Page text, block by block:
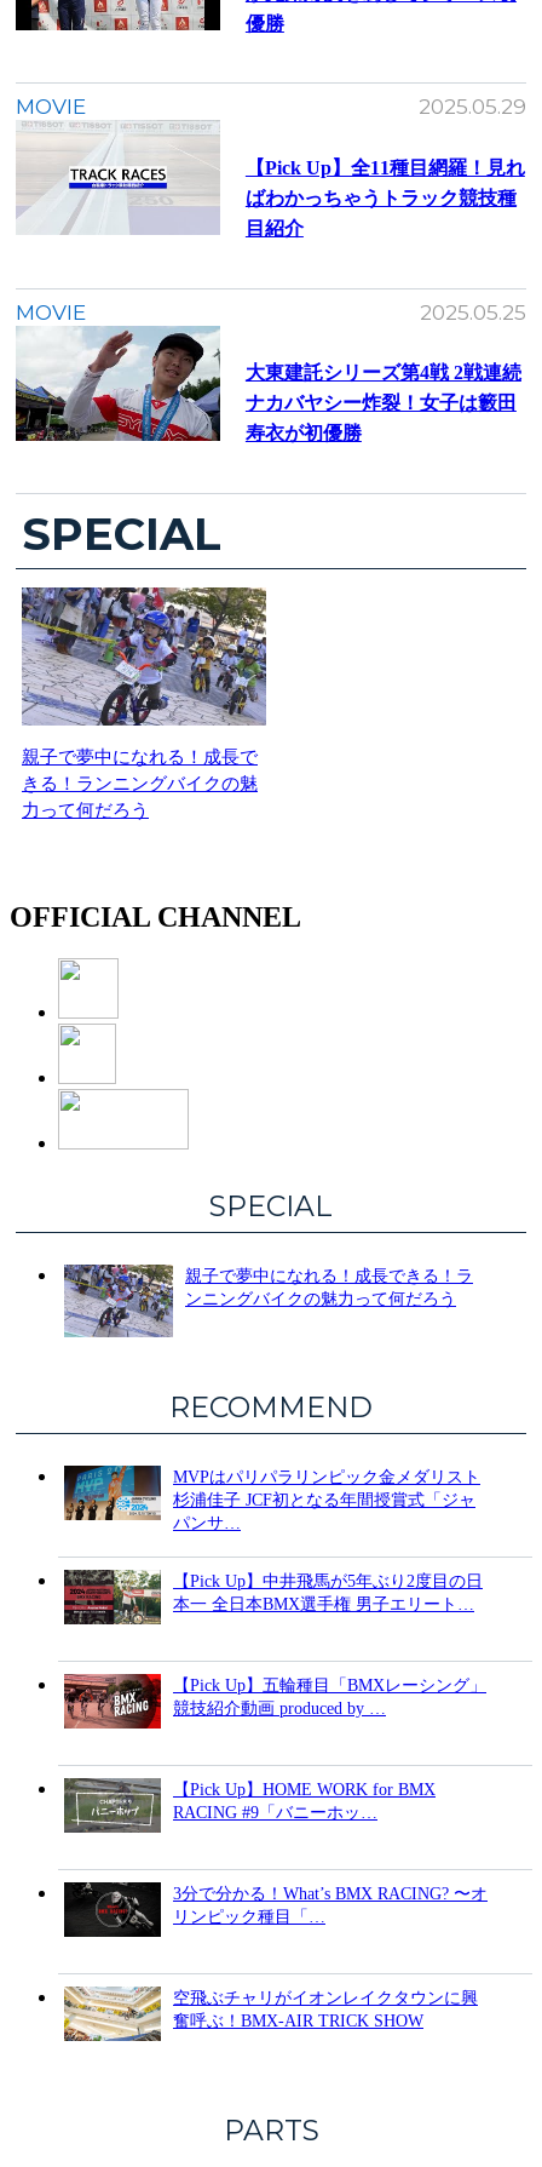
優勝
MOVIE 2025.05.29
【Pick Up】全11種目網羅！見れ
ばわかっちゃうトラック競技種
目紹介
MOVIE 2025.05.25
大東建託シリーズ第4戦 2戦連続
ナカバヤシー炸裂！女子は籔田
寿衣が初優勝
SPECIAL
親子で夢中になれる！成長で
きる！ランニングバイクの魅
力って何だろう
OFFICIAL CHANNEL
SPECIAL
親子で夢中になれる！成長できる！ラ
ンニングバイクの魅力って何だろう
RECOMMEND
MVPはパリパラリンピック金メダリスト
杉浦佳子 JCF初となる年間授賞式「ジャ
パンサ…
【Pick Up】中井飛馬が5年ぶり2度目の日
本一 全日本BMX選手権 男子エリート…
【Pick Up】五輪種目「BMXレーシング」
競技紹介動画 produced by …
【Pick Up】HOME WORK for BMX
RACING #9「バニーホッ…
3分で分かる！What’s BMX RACING? 〜オ
リンピック種目「…
空飛ぶチャリがイオンレイクタウンに興
奮呼ぶ！BMX-AIR TRICK SHOW
PARTS